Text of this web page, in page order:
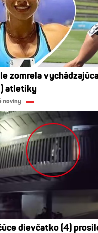
zomrela
atletiky
noviny
dievčatko (4)